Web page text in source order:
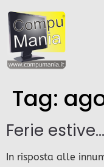
Tag:
Ferie estive…
In risposta alle